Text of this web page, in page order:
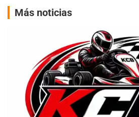
Más noticias